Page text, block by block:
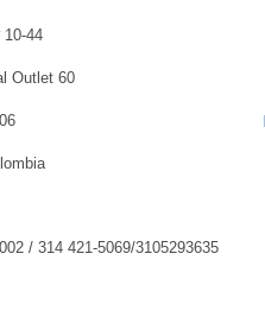
10-44
Outlet 60
/ 314 421-5069/3105293635